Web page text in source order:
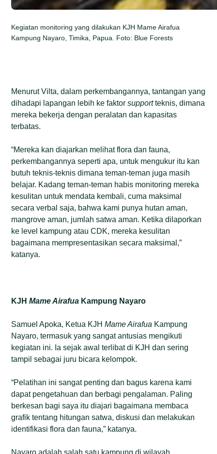
Kegiatan monitoring yang dilakukan KJH Mame Airafua
Kampung Nayaro, Timika, Papua. Foto: Blue Forests
Menurut Vilta, dalam perkembangannya, tantangan yang
dihadapi lapangan lebih ke faktorsupportteknis, dimana
mereka bekerja dengan peralatan dan kapasitas
terbatas.
“Mereka kan diajarkan melihat flora dan fauna,
perkembangannya seperti apa, untuk mengukur itu kan
butuh teknis-teknis dimana teman-teman juga masih
belajar. Kadang teman-teman habis monitoring mereka
kesulitan untuk mendata kembali, cuma maksimal
secara verbal saja, bahwa kami punya hutan aman,
mangrove aman, jumlah satwa aman. Ketika dilaporkan
ke level kampung atau CDK, mereka kesulitan
bagaimana mempresentasikan secara maksimal,”
katanya.
KJHMame Airafua Kampung Nayaro
Samuel Apoka, Ketua KJHMame Airafua Kampung
Nayaro, termasuk yang sangat antusias mengikuti
kegiatan ini. Ia sejak awal terlibat di KJH dan sering
tampil sebagai juru bicara kelompok.
“Pelatihan ini sangat penting dan bagus karena kami
dapat pengetahuan dan berbagi pengalaman. Paling
berkesan bagi saya itu diajari bagaimana membaca
grafik tentang hitungan satwa, diskusi dan melakukan
identifikasi flora dan fauna,” katanya.
Nayaro adalah salah satu kampung di wilayah